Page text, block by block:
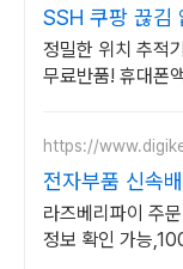
SSH 쿠팡 끊김
정밀한 위치 추적
무료반품! 휴대폰
https://
전자부품 신속
무료배송,당일
라즈베리파이 주
정보 확인 가능